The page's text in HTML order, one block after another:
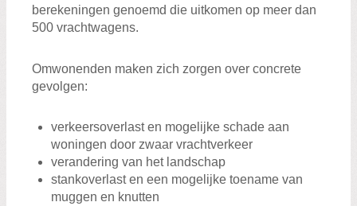
berekeningen genoemd die uitkomen op meer dan
500 vrachtwagens.
Omwonenden maken zich zorgen over concrete
gevolgen:
verkeersoverlast en mogelijke schade aan
woningen door zwaar vrachtverkeer
verandering van het landschap
stankoverlast en een mogelijke toename van
muggen en knutten